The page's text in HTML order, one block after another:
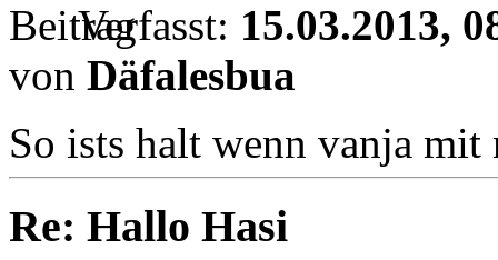
Verfasst: 15.03.2013,
von Däfalesbua
So ists halt wenn vanja
Re: Hallo Hasi